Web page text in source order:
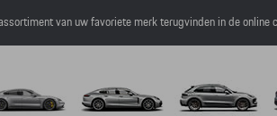
van uw favoriete merk terugvinden in de